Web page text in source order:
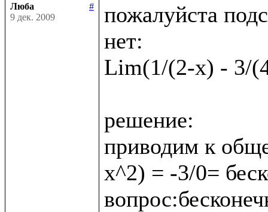
Люба
#
9 дек. 2009
пожалуйста
нет:
Lim(1/(2-x) - 3/
решение:
приводим к
x^2) = -3/0=